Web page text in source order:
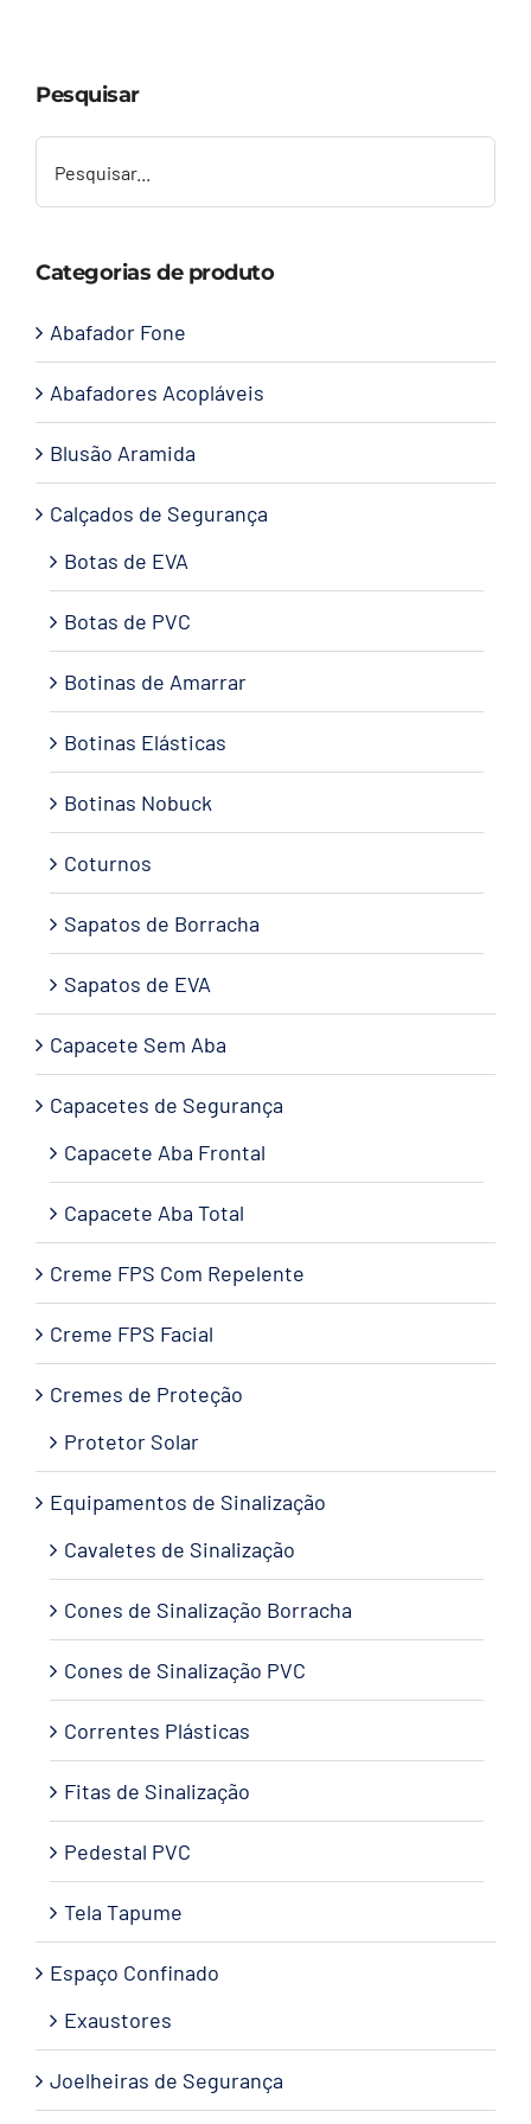
Contato
Pesquisar
Categorias de produto
Abafador Fone
Abafadores Acopláveis
Blusão Aramida
Calçados de Segurança
Botas de EVA
Botas de PVC
Botinas de Amarrar
Botinas Elásticas
Botinas Nobuck
Coturnos
Sapatos de Borracha
Sapatos de EVA
Capacete Sem Aba
Capacetes de Segurança
Capacete Aba Frontal
Capacete Aba Total
Creme FPS Com Repelente
Creme FPS Facial
Cremes de Proteção
Protetor Solar
Equipamentos de Sinalização
Cavaletes de Sinalização
Cones de Sinalização Borracha
Cones de Sinalização PVC
Correntes Plásticas
Fitas de Sinalização
Pedestal PVC
Tela Tapume
Espaço Confinado
Exaustores
Joelheiras de Segurança